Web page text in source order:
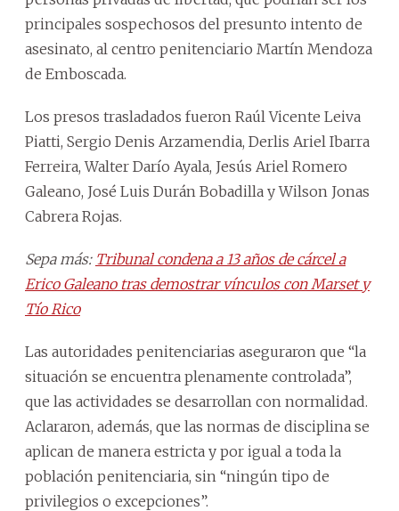
principales sospechosos del presunto intento de
asesinato, al centro penitenciario Martín Mendoza
de Emboscada.
Los presos trasladados fueron Raúl Vicente Leiva
Piatti, Sergio Denis Arzamendia, Derlis Ariel Ibarra
Ferreira, Walter Darío Ayala, Jesús Ariel Romero
Galeano, José Luis Durán Bobadilla y Wilson Jonas
Cabrera Rojas.
Sepa más: Tribunal condena a 13 años de cárcel a
Erico Galeano tras demostrar vínculos con Marset y
Tío Rico
Las autoridades penitenciarias aseguraron que “la
situación se encuentra plenamente controlada”,
que las actividades se desarrollan con normalidad.
Aclararon, además, que las normas de disciplina se
aplican de manera estricta y por igual a toda la
población penitenciaria, sin “ningún tipo de
privilegios o excepciones”.